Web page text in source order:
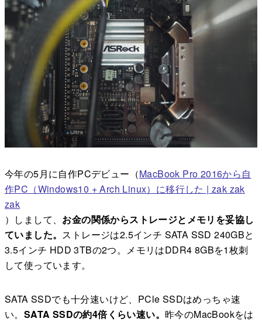
今年の5月に自作PCデビュー（MacBook Pro 2016から自
作PC（Windows10 + Arch Linux）に移行した | zak zak
zak
）しまして、 お金の関係からストレージとメモリを妥協し
ていました。 ストレージは2.5インチ SATA SSD 240GBと
3.5インチ HDD 3TBの2つ。メモリはDDR4 8GBを1枚刺
して使っています。
SATA SSDでも十分速いけど、PCle SSDはめっちゃ速
い。 SATA SSDの約4倍くらい速い。 昨今のMacBookをは